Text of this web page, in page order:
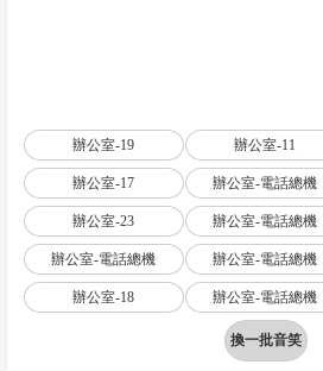
辦公室-19 辦公室-11
辦公室-17 辦公室-電話總機
辦公室-23 辦公室-電話總機
辦公室-電話總機 辦公室-電話總機
辦公室-18 辦公室-電話總機
換一批音笑